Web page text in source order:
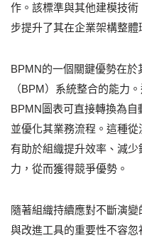
作。該標準與其他建模技
步提升了其在企業架構整體
BPMN的一個關鍵優勢在
（BPM）系統整合的能力
BPMN圖表可直接轉換為
並優化其業務流程。這種從
有助於組織提升效率、減
力，從而獲得競爭優勢。
隨著組織持續應對不斷演
與改進工具的重要性不容